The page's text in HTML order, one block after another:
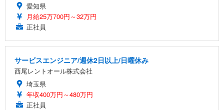
愛知県
月給25万700円～32万円
正社員
サービスエンジニア/週休2日以上/日曜休み
西尾レントオール株式会社
埼玉県
年収400万円～480万円
正社員